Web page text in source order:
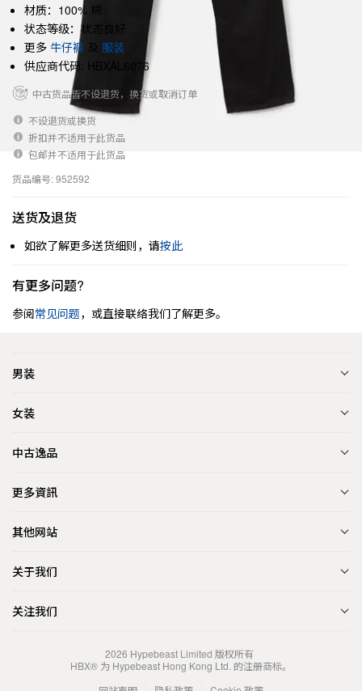
材质：100% 棉
状态等级：状态良好
更多 牛仔裤 及 服装
供应商代码: HBXAL6076
中古货品皆不设退货，换货或取消订单
不设退货或换货
折扣并不适用于此货品
包邮并不适用于此货品
货品编号: 952592
送货及退货
如欲了解更多送货细则，请按此
有更多问题?
参阅常见问题，或直接联络我们了解更多。
男装
女装
中古逸品
更多資訊
其他网站
关于我们
关注我们
2026 Hypebeast Limited 版权所有
HBX® 为 Hypebeast Hong Kong Ltd. 的注册商标。